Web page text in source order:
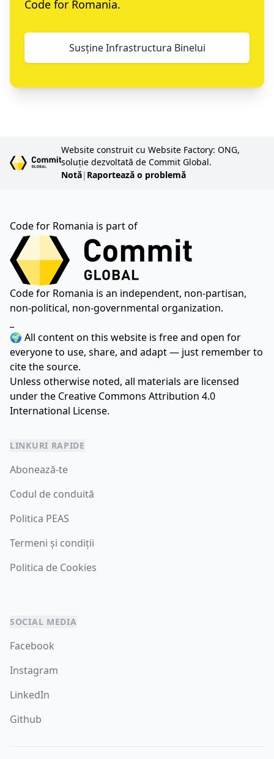
Code for Romania.
Susține Infrastructura Binelui
Website construit cu Website Factory: ONG,
soluție dezvoltată de Commit Global.
Notă| Raportează o problemă
Code for Romania is part of
Code for Romania is an independent, non-partisan,
non-political, non-governmental organization.
🌍 All content on this website is free and open for
everyone to use, share, and adapt — just remember to
cite the source.
Unless otherwise noted, all materials are licensed
under the Creative Commons Attribution 4.0
International License.
LINKURI RAPIDE
Abonează-te
Codul de conduită
Politica PEAS
Termeni și condiții
Politica de Cookies
SOCIAL MEDIA
Facebook
Instagram
LinkedIn
Github